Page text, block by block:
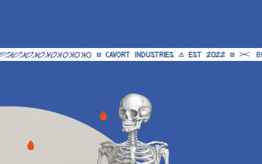
Leistungen
UNIFI NETZWERKTECHNIK
CLOUD & KOLLABORATION
SOFTWARE UND HARDWARE